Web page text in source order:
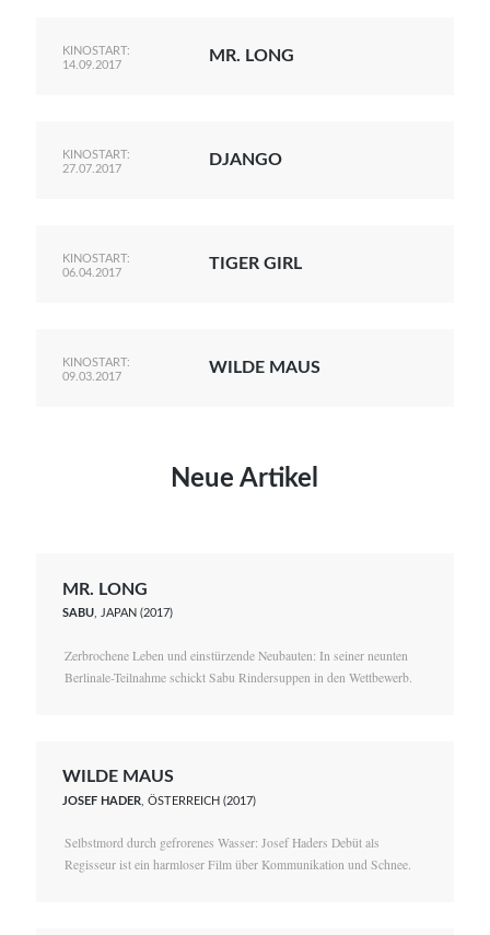
KINOSTART:
14.09.2017
MR. LONG
KINOSTART:
27.07.2017
DJANGO
KINOSTART:
06.04.2017
TIGER GIRL
KINOSTART:
09.03.2017
WILDE MAUS
Neue Artikel
MR. LONG
SABU, JAPAN (2017)
Zerbrochene Leben und einstürzende Neubauten: In seiner neunten
Berlinale-Teilnahme schickt Sabu Rindersuppen in den Wettbewerb.
WILDE MAUS
JOSEF HADER , ÖSTERREICH (2017)
Selbstmord durch gefrorenes Wasser: Josef Haders Debüt als
Regisseur ist ein harmloser Film über Kommunikation und Schnee.